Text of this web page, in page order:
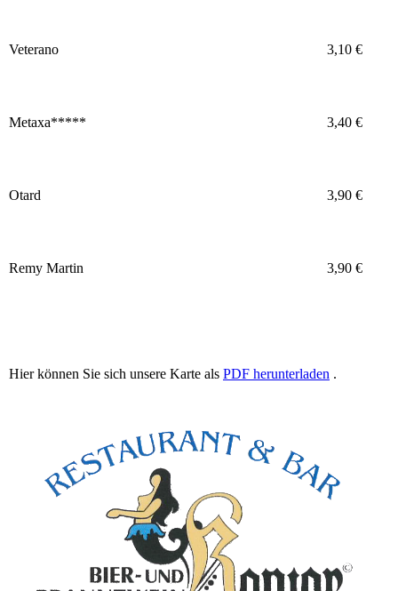
Veterano 3,10 €
Metaxa***** 3,40 €
Otard 3,90 €
Remy Martin 3,90 €
Hier können Sie sich unsere Karte als PDF herunterladen .